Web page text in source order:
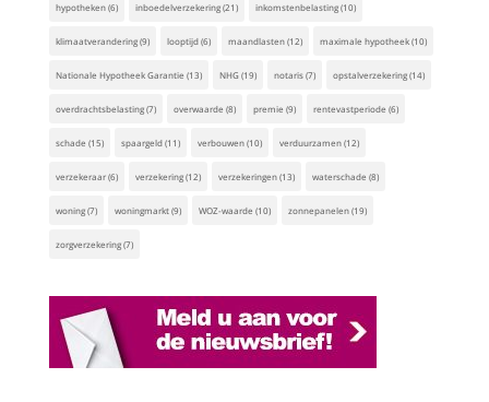
hypotheken(6) inboedelverzekering(21) inkomstenbelasting(10)
klimaatverandering(9) looptijd(6) maandlasten(12) maximale hypotheek(10)
Nationale Hypotheek Garantie (13) NHG(19) notaris(7) opstalverzekering(14)
overdrachtsbelasting(7) overwaarde (8) premie (9) rentevastperiode (6)
schade (15) spaargeld(11) verbouwen(10) verduurzamen(12)
verzekeraar(6) verzekering(12) verzekeringen(13) waterschade (8)
woning(7) woningmarkt(9) WOZ-waarde (10) zonnepanelen(19)
zorgverzekering(7)